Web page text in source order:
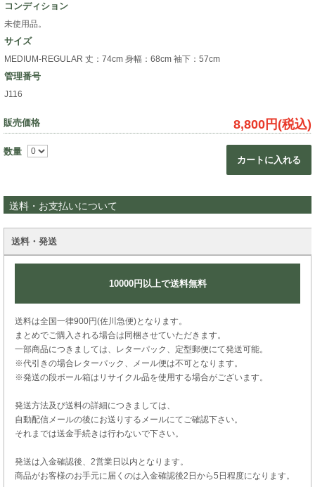
コンディション
未使用品。
サイズ
MEDIUM-REGULAR 丈：74cm 身幅：68cm 袖下：57cm
管理番号
J116
販売価格 8,800円(税込)
数量
カートに入れる
送料・お支払いについて
送料・発送
10000円以上で送料無料
送料は全国一律900円(佐川急便)となります。
まとめでご購入される場合は同梱させていただきます。
一部商品につきましては、レターパック、定型郵便にて発送可能。
※代引きの場合レターパック、メール便は不可となります。
※発送の段ボール箱はリサイクル品を使用する場合がございます。
発送方法及び送料の詳細につきましては、
自動配信メールの後にお送りするメールにてご確認下さい。
それまでは送金手続きは行わないで下さい。
発送は入金確認後、2営業日以内となります。
商品がお客様のお手元に届くのは入金確認後2日から5日程度になります。